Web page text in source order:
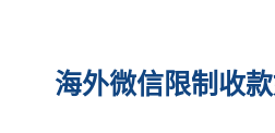
海外微信限制收